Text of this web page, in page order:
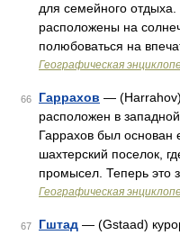
для семейного
расположены на
полюбоваться на
Географическая
66 Гаррахов — (Harrahov)
расположен в
Гаррахов был основан
шахтерский поселок,
промысел. Теперь это
Географическая
67 Гштад — (Gstaad)